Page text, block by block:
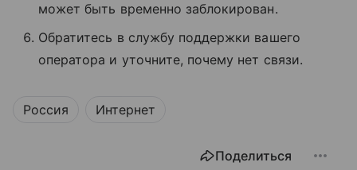
может быть временно заблокирован.
Обратитесь в службу поддержки вашего
оператора и уточните, почему нет связи.
Россия Интернет
Поделиться